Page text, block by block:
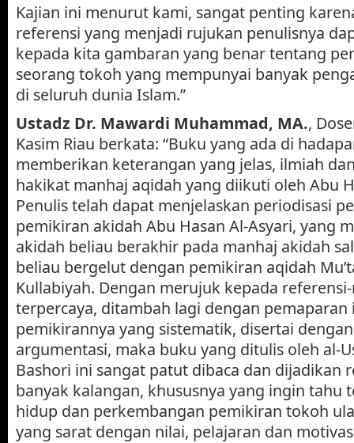
Kajian ini menurut kami, sangat penting
referensi yang menjadi rujukan penulisnya
kepada kita gambaran yang benar tentang
seorang tokoh yang mempunyai banyak
di seluruh dunia Islam.”
Ustadz Dr. Mawardi Muhammad, MA.,
Kasim Riau berkata: “Buku yang ada di
memberikan keterangan yang jelas, ilmiah
hakikat manhaj aqidah yang diikuti oleh Abu
Penulis telah dapat menjelaskan periodisasi
pemikiran akidah Abu Hasan Al-Asyari, yang
akidah beliau berakhir pada manhaj akidah
beliau bergelut dengan pemikiran aqidah
Kullabiyah. Dengan merujuk kepada
terpercaya, ditambah lagi dengan pemaparan
pemikirannya yang sistematik, disertai
argumentasi, maka buku yang ditulis oleh al-
Bashori ini sangat patut dibaca dan dijadikan
banyak kalangan, khususnya yang ingin tahu
hidup dan perkembangan pemikiran tokoh
yang sarat dengan nilai, pelajaran dan